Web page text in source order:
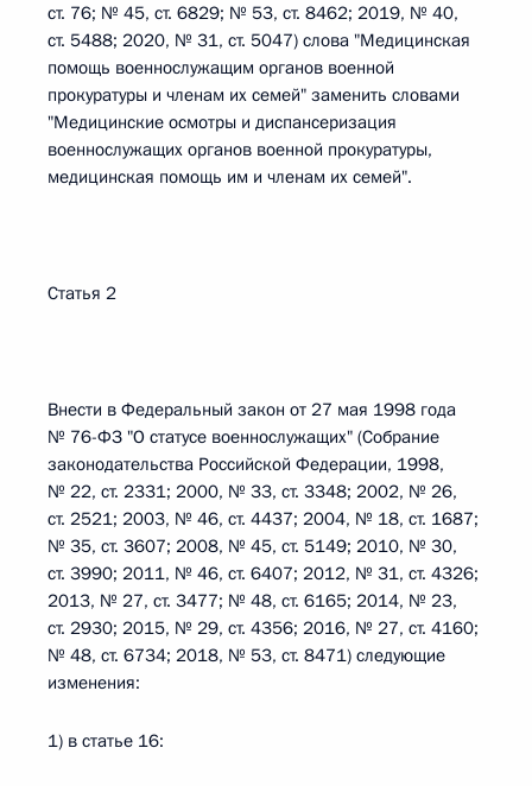
ст. 76; № 45, ст. 6829; № 53, ст. 8462; 2019, № 40,
ст. 5488; 2020, № 31, ст. 5047) слова "Медицинская
помощь военнослужащим органов военной
прокуратуры и членам их семей" заменить словами
"Медицинские осмотры и диспансеризация
военнослужащих органов военной прокуратуры,
медицинская помощь им и членам их семей".
Статья 2
Внести в Федеральный закон от 27 мая 1998 года
№ 76-ФЗ "О статусе военнослужащих" (Собрание
законодательства Российской Федерации, 1998,
№ 22, ст. 2331; 2000, № 33, ст. 3348; 2002, № 26,
ст. 2521; 2003, № 46, ст. 4437; 2004, № 18, ст. 1687;
№ 35, ст. 3607; 2008, № 45, ст. 5149; 2010, № 30,
ст. 3990; 2011, № 46, ст. 6407; 2012, № 31, ст. 4326;
2013, № 27, ст. 3477; № 48, ст. 6165; 2014, № 23,
ст. 2930; 2015, № 29, ст. 4356; 2016, № 27, ст. 4160;
№ 48, ст. 6734; 2018, № 53, ст. 8471) следующие
изменения:
1) в статье 16: